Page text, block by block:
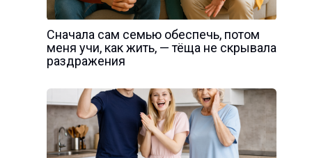
Сначала сам семью обеспечь, потом
меня учи, как жить, — тёща не скрывала
раздражения